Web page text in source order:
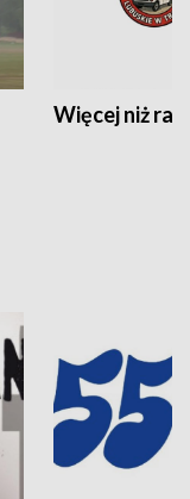
Więcej niż rajd